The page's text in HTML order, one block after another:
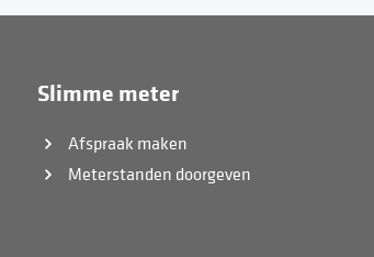
Slimme meter
Afspraak maken
Meterstanden doorgeven